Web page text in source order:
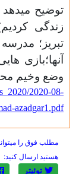
توضیح میدهد
زندگی
تبریز؛
آنها؛بازی
وضع وخیم
2020-08-
azadgar1.pdf
مطلب فوق را
هستید ارسال کنید:
توئیتر